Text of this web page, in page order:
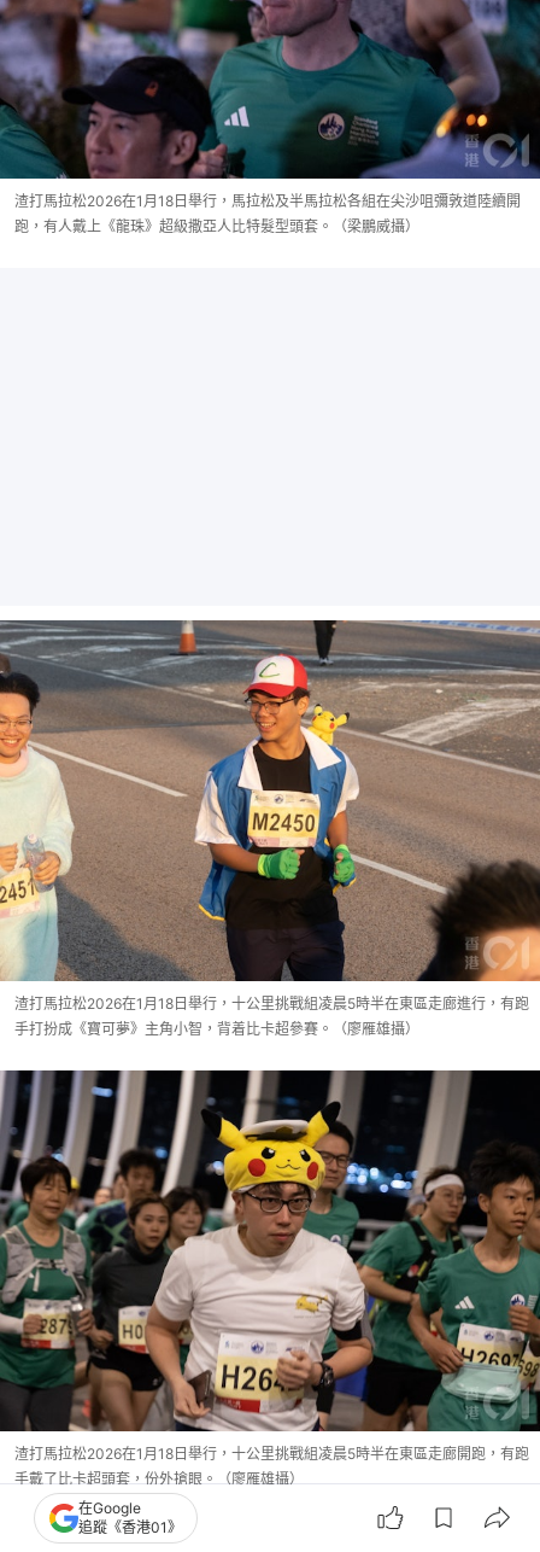
渣打馬拉松2026在1月18日舉行，馬拉松及半馬拉松各組在尖沙咀彌敦道陸續開
跑，有人戴上《龍珠》超級撒亞人比特髮型頭套。（梁鵬威攝）
渣打馬拉松2026在1月18日舉行，十公里挑戰組凌晨5時半在東區走廊進行，有跑
手打扮成《寶可夢》主角小智，背着比卡超參賽。（廖雁雄攝）
渣打馬拉松2026在1月18日舉行，十公里挑戰組凌晨5時半在東區走廊開跑，有跑
手戴了比卡超頭套，份外搶眼。（廖雁雄攝）
在Google
追蹤《香港01》